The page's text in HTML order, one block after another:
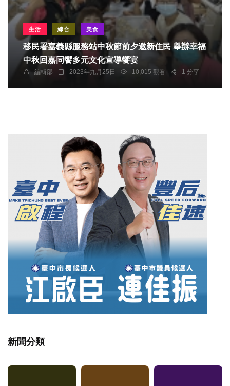
生活 綜合 美食
移民署嘉義縣服務站中秋節前夕邀新住民 舉辦幸福
中秋回嘉同饗多元文化宣導饗宴
編輯部 2023年九月25日 10,015 觀看 1 分享
新聞分類